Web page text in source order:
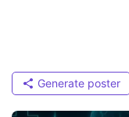
Generate poster